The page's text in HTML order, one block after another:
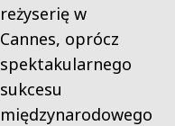
reżyserię w
Cannes, oprócz
spektakularnego
sukcesu
międzynarodowego